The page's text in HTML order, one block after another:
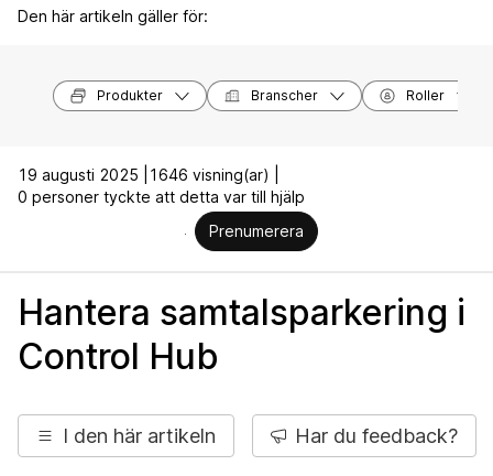
Den här artikeln gäller för:
Produkter Branscher Roller
19 augusti 2025 |
1646 visning(ar) |
0 personer tyckte att detta var till hjälp
Prenumerera
Hantera samtalsparkering i
Control Hub
I den här artikeln Har du feedback?